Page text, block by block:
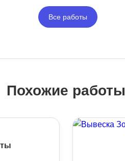
Все работы
Похожие работы